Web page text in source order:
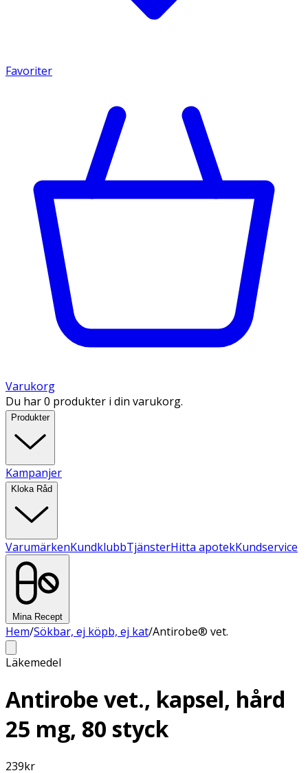
Favoriter
Varukorg
Du har 0 produkter i din varukorg.
Produkter
Kampanjer
Kloka Råd
VarumärkenKundklubbTjänsterHitta apotekKundservice
Mina Recept
Hem/Sökbar, ej köpb, ej kat/Antirobe® vet.
Läkemedel
Antirobe vet., kapsel, hård
25 mg, 80 styck
239kr